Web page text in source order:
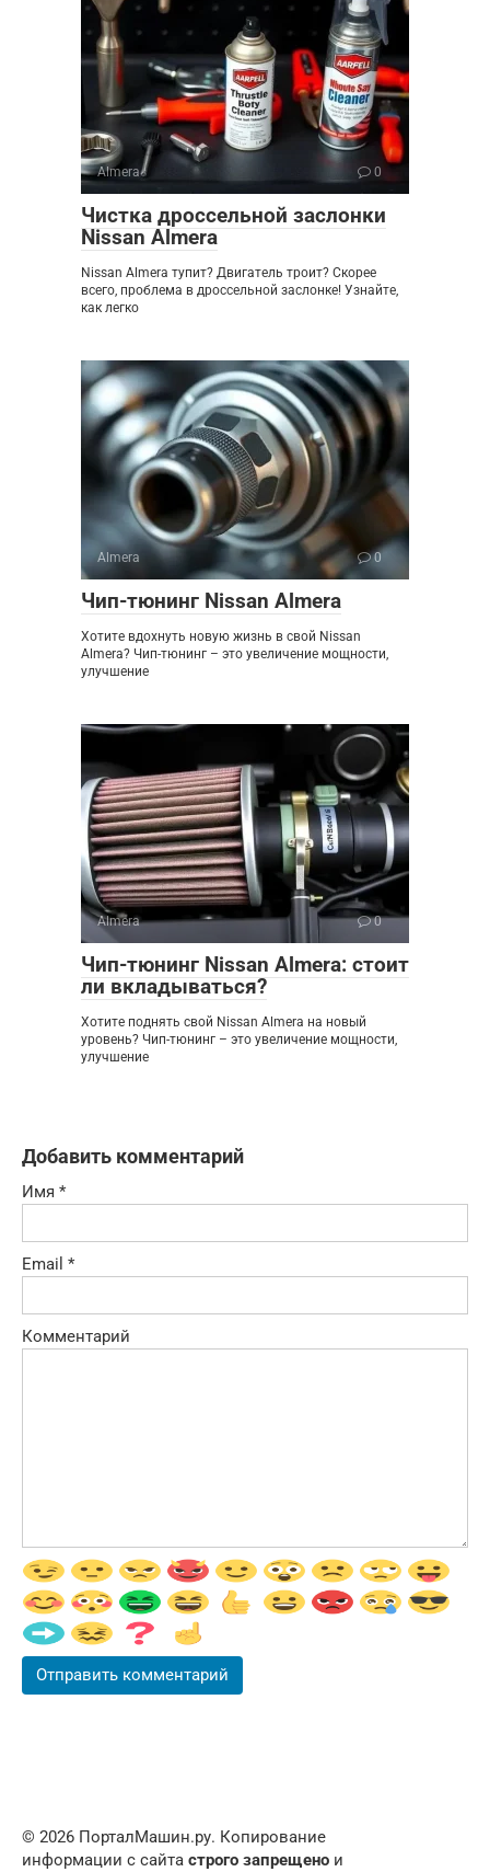
Almera 0
Чистка дроссельной заслонки
Nissan Almera
Nissan Almera тупит? Двигатель троит? Скорее
всего, проблема в дроссельной заслонке! Узнайте,
как легко
Almera 0
Чип-тюнинг Nissan Almera
Хотите вдохнуть новую жизнь в свой Nissan
Almera? Чип-тюнинг – это увеличение мощности,
улучшение
Almera 0
Чип-тюнинг Nissan Almera: стоит
ли вкладываться?
Хотите поднять свой Nissan Almera на новый
уровень? Чип-тюнинг – это увеличение мощности,
улучшение
Добавить комментарий
Имя *
Email *
Комментарий
© 2026 ПорталМашин.ру. Копирование
информации с сайта строго запрещено и